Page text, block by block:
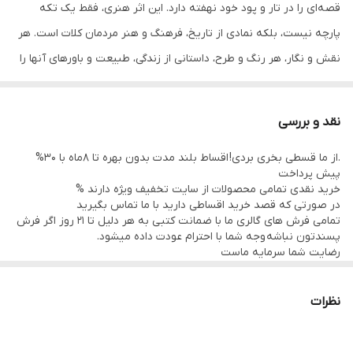
قصه‌ای را در تار و پود خود نهفته دارد. این اثر هنری، فقط یک تکه
پارچه نیست، بلکه نمادی از تاریخ، فرهنگ و هنر مردمان کلات است. هر
نقش و نگار، هر رنگ و طرح، داستانی از زندگی، طبیعت و باورهای آنها را
زندگی عشایری و کوچ‌نشینی مردم این منطقه است. شترها، نماد
استقامت، قدرت و سفر هستند.
پرندگان: پرندگان، که اغلب به صورت مرغ‌های جنگلی تصویر می‌شوند،
نشان دهنده آزادی، امید و زیبایی طبیعت هستند.
نقوش هندسی: نقوش هندسی بافته شده در حاشیه گلیم، بیانگر دقت،
و برکت را نیز منتقل می‌کنند.
نقد و بررسی
.از ما قسطی بخری بردی! اقساط بلند مدت بدون بهره تا 8ماه با 30%
پیش پرداخت
خرید نقدی تمامی محصولات از سایت تخفیف ویژه دارند %
در صورتی که قصد خرید اقساطی دارید با ما تماس بگیرید
تمامی فرش های گالری ما با ضمانت کتبی به هر دلیل تا 21 روز اگر فرش
پسندتون نباشه وجه شما با احترام عودت داده میشود.
رضایت شما سرمایه ماست
از فلسطین اشعالی) پذیرفته میشود
نظرات